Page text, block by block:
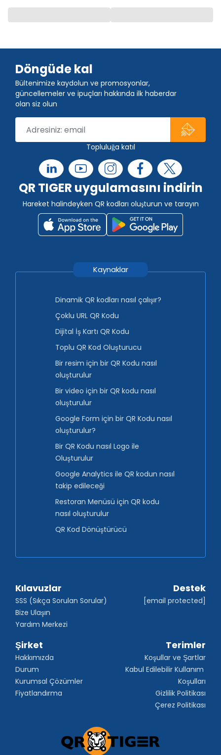
Döngüde kal
Bültenimize kaydolun ve promosyonlar,
güncellemeler ve ipuçları hakkında ilk haberdar
olan siz olun
Topluluğa katıl
QR TIGER uygulamasını indirin
Hareket halindeyken QR kodları oluşturun ve tarayın
Kaynaklar
Dinamik QR kodları nasıl çalışır?
Çoklu URL QR Kodu
Dijital İş Kartı QR Kodu
Toplu QR Kod Oluşturucu
Bir resim için bir QR Kodu nasıl
oluşturulur
Bir video için bir QR kodu nasıl
oluşturulur
Google Form için bir QR Kodu nasıl
oluşturulur?
Bir QR Kodu nasıl Logo ile
Oluşturulur
Google Analytics ile QR kodun nasıl
takip edileceği
Restoran Menüsü için QR kodu
nasıl oluşturulur
QR Kod Dönüştürücü
Kılavuzlar
SSS (Sıkça Sorulan Sorular)
Bize Ulaşın
Yardım Merkezi
Destek
[email protected]
Şirket
Hakkımızda
Durum
Kurumsal Çözümler
Fiyatlandırma
Terimler
Koşullar ve Şartlar
Kabul Edilebilir Kullanım
Koşulları
Gizlilik Politikası
Çerez Politikası